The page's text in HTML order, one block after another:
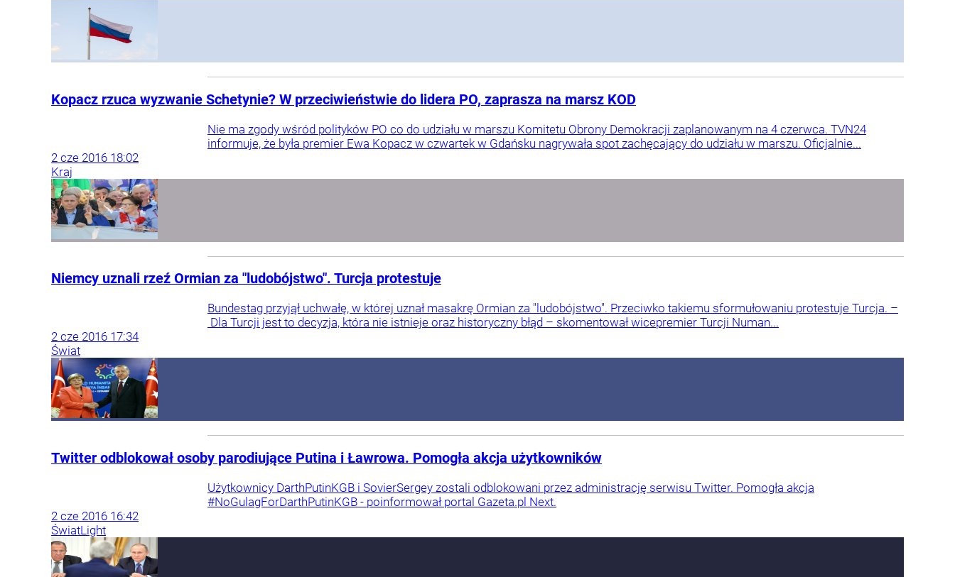
Kopacz rzuca wyzwanie Schetynie? W przeciwieństwie do lidera PO, zaprasza na marsz KOD
Nie ma zgody wśród polityków PO co do udziału w marszu Komitetu Obrony Demokracji zaplanowanym na 4 czerwca. TVN24
informuje, że była premier Ewa Kopacz w czwartek w Gdańsku nagrywała spot zachęcający do udziału w marszu. Oficjalnie...
2 cze 2016 18:02
Kraj
Niemcy uznali rzeź Ormian za "ludobójstwo". Turcja protestuje
Bundestag przyjął uchwałę, w której uznał masakrę Ormian za "ludobójstwo". Przeciwko takiemu sformułowaniu protestuje Turcja. –
Dla Turcji jest to decyzja, która nie istnieje oraz historyczny błąd – skomentował wicepremier Turcji Numan...
2 cze 2016 17:34
Świat
Twitter odblokował osoby parodiujące Putina i Ławrowa. Pomogła akcja użytkowników
Użytkownicy DarthPutinKGB i SovierSergey zostali odblokowani przez administrację serwisu Twitter. Pomogła akcja
#NoGulagForDarthPutinKGB - poinformował portal Gazeta.pl Next.
2 cze 2016 16:42
ŚwiatLight